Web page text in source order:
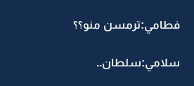
فطامي:ترمسن منو؟؟
سلامي:سلطان..